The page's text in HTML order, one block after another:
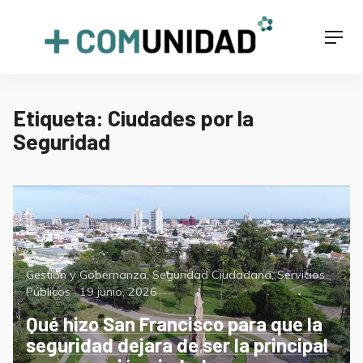
+COMUNIDAD
Etiqueta: Ciudades por la
Seguridad
Categorías
Gestión y Gobernanza,Seguridad Ciudadana,Servicios
Públicos Posted
on
19 junio, 2026
Qué hizo San Francisco para que la
seguridad dejara de ser la principal